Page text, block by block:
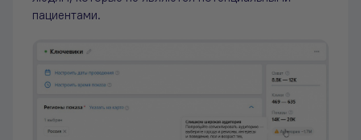
пациентами.